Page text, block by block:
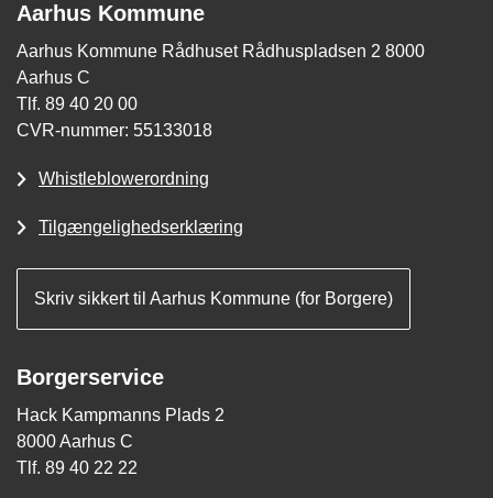
Aarhus Kommune
Aarhus Kommune Rådhuset Rådhuspladsen 2 8000
Aarhus C
Tlf. 89 40 20 00
CVR-nummer: 55133018
Whistleblowerordning
Tilgængelighedserklæring
Skriv sikkert til Aarhus Kommune (for Borgere)
Borgerservice
Hack Kampmanns Plads 2
8000 Aarhus C
Tlf. 89 40 22 22